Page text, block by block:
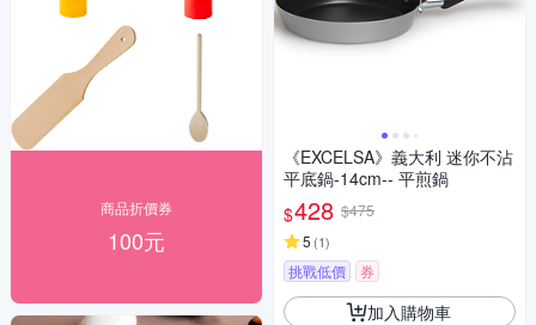
商品折價券
100元
《EXCELSA》義大利 迷你不沾
平底鍋-14cm-- 平煎鍋
$428 $475
5 (1)
挑戰低價 券
加入購物車